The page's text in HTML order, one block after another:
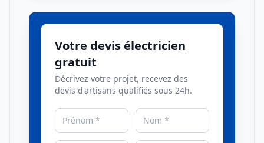
Votre devis électricien
gratuit
Décrivez votre projet, recevez des
devis d'artisans qualifiés sous 24h.